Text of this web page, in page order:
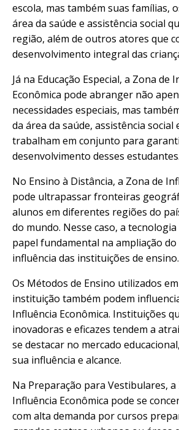
escola, mas também suas famílias,
área da saúde e assistência social
região, além de outros atores que
desenvolvimento integral das
Já na Educação Especial, a Zona de
Econômica pode abranger não
necessidades especiais, mas
da área da saúde, assistência social
trabalham em conjunto para
desenvolvimento desses estudantes.
No Ensino à Distância, a Zona de
pode ultrapassar fronteiras
alunos em diferentes regiões do
do mundo. Nesse caso, a
papel fundamental na ampliação do
influência das instituições de ensino.
Os Métodos de Ensino utilizados
instituição também podem
Influência Econômica. Instituições
inovadoras e eficazes tendem a
se destacar no mercado
sua influência e alcance.
Na Preparação para Vestibulares, a
Influência Econômica pode se
com alta demanda por cursos